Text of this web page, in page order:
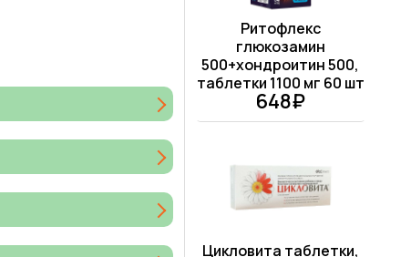
Ритофлекс
глюкозамин
500+хондроитин 500,
таблетки 1100 мг 60 шт
648₽
Цикловита таблетки,